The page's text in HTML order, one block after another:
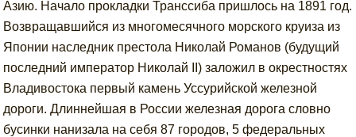
Азию. Начало прокладки Транссиба пришлось на 1891 год.
Возвращавшийся из многомесячного морского круиза из
Японии наследник престола Николай Романов (будущий
последний император Николай II) заложил в окрестностях
Владивостока первый камень Уссурийской железной
дороги. Длиннейшая в России железная дорога словно
бусинки нанизала на себя 87 городов, 5 федеральных